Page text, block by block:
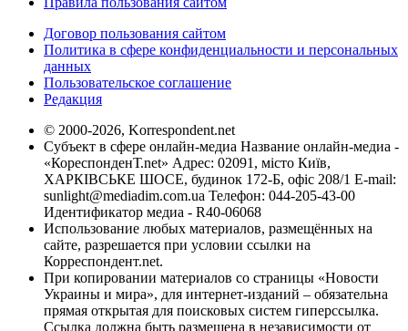
Договор пользования сайтом
Политика в сфере конфиденциальности и персональных
данных
Пользовательское соглашение
Редакция
© 2000-2026, Korrespondent.net
Субъект в сфере онлайн-медиа Название онлайн-медиа -
«КореспонденТ.net» Адрес: 02091, місто Київ,
ХАРКІВСЬКЕ ШОСЕ, будинок 172-Б, офіс 208/1 E-mail:
sunlight@mediadim.com.ua Телефон: 044-205-43-00
Идентификатор медиа - R40-06068
Использование любых материалов, размещённых на
сайте, разрешается при условии ссылки на
Корреспондент.net.
При копировании материалов со страницы «Новости
Украины и мира», для интернет-изданий – обязательна
прямая открытая для поисковых систем гиперссылка.
Ссылка должна быть размещена в независимости от